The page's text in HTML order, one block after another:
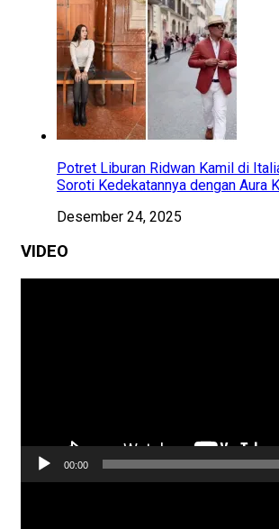
Potret Liburan Ridwan Kamil di
Soroti Kedekatannya dengan Aura
Desember 24, 2025
VIDEO
00:00